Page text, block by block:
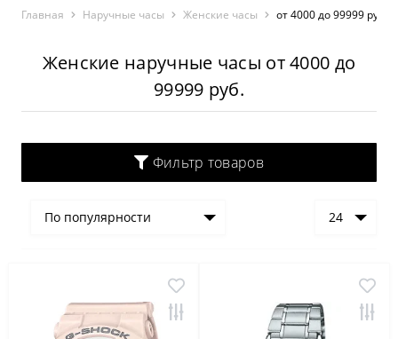
Главная Наручные часы Женские часы от 4000 до 99999 руб.
Женские наручные часы от 4000 до
99999 руб.
Фильтр товаров
По популярности 24